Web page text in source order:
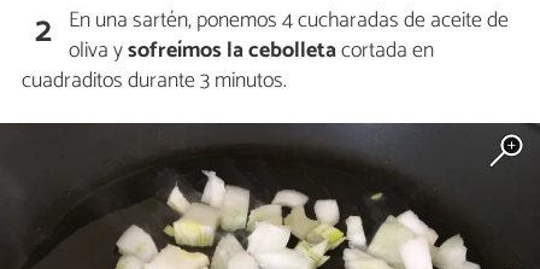
2 En una sartén, ponemos 4 cucharadas de aceite de
oliva ysofreímos la cebolletacortada en
cuadraditos durante 3 minutos.